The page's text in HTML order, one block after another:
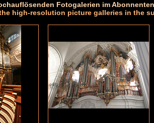
Fotogalerien im
high-resolution picture galleries in the